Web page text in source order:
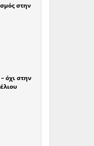
στην
όχι στην